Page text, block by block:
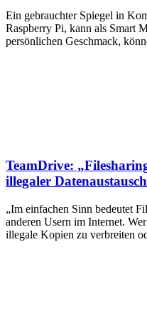
Ein gebrauchter Spiegel in
Raspberry Pi, kann als Smart
persönlichen Geschmack,
TeamDrive:
illegaler
„Im einfachen Sinn bedeutet
anderen Usern im Internet.
illegale Kopien zu verbreiten